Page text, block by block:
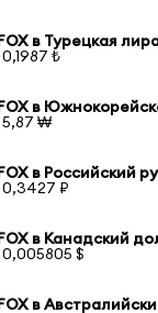
в Турецкая
₺
в
5,87 ₩
в Российский
0,3427 ₽
в Канадский
0,005805 $
в